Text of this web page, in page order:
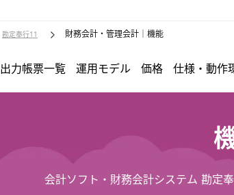
勘定奉行11 財務会計・管理会計｜機能
出力帳票一覧 運用モデル 価格 仕様・動作
会計ソフト・財務会計システム 勘定